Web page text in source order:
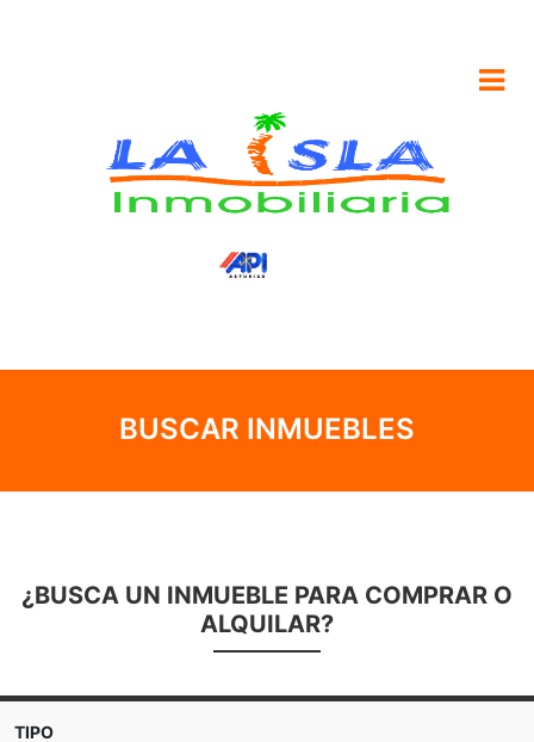
BUSCAR INMUEBLES
¿BUSCA UN INMUEBLE PARA COMPRAR O
ALQUILAR?
TIPO